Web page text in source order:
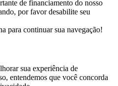
de financiamento do nosso
por favor desabilite seu
para continuar sua navegação!
sua experiência de
entendemos que você concorda